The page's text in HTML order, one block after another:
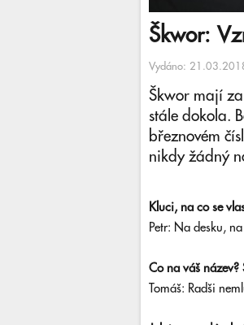
Škwor:
Vydáno:
Škwor mají
stále dokola.
březnovém
nikdy žádný
Kluci, na co se
Petr: Na desku,
Co na váš název?
Tomáš: Radši